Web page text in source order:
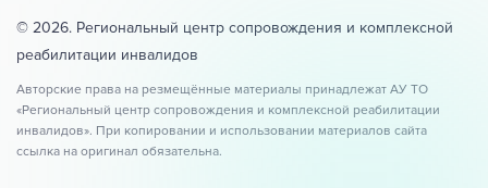
© 2026. Региональный центр сопровождения и комплексной
реабилитации инвалидов
Авторские права на резмещённые материалы принадлежат АУ ТО
«Региональный центр сопровождения и комплексной реабилитации
инвалидов». При копировании и использовании материалов сайта
ссылка на оригинал обязательна.